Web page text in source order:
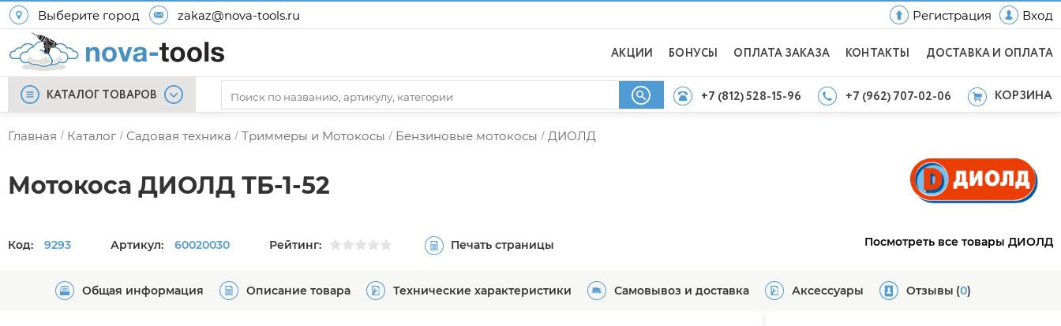
Выберите город zakaz@nova-tools.ru Регистрация Вход
АКЦИИ БОНУСЫ ОПЛАТА ЗАКАЗА КОНТАКТЫ ДОСТАВКА И ОПЛАТА
КАТАЛОГ ТОВАРОВ +7 (812) 528-15-96 +7 (962) 707-02-06 КОРЗИНА
Главная / Каталог / Садовая техника / Триммеры и Мотокосы / Бензиновые мотокосы / ДИОЛД
Мотокоса ДИОЛД ТБ-1-52
Код: 9293 Артикул: 60020030 Рейтинг: Печать страницы Посмотреть все товары ДИОЛД
Общая информация Описание товара Технические характеристики Самовывоз и доставка Аксессуары Отзывы (0)